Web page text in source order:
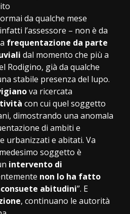
ormai da qualche mese
l’assessore – non è da
frequentazione da parte
dal momento che più a
Rodigino, già da qualche
stabile presenza del lupo.
va ricercata
con cui quel soggetto
dimostrando una anomala
di ambiti e
urbanizzati e abitati. Va
soggetto è
intervento di
non lo ha fatto
abitudini”. E
, continuano le autorità